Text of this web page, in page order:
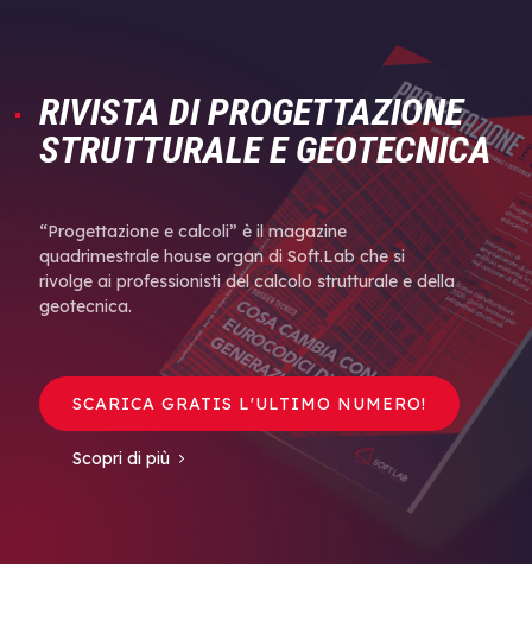
RIVISTA DI PROGETTAZIONE
STRUTTURALE E GEOTECNICA
“Progettazione e calcoli” è il magazine
quadrimestrale house organ di Soft.Lab che si
rivolge ai professionisti del calcolo strutturale e della
geotecnica.
SCARICA GRATIS L'ULTIMO NUMERO!
Scopri di più